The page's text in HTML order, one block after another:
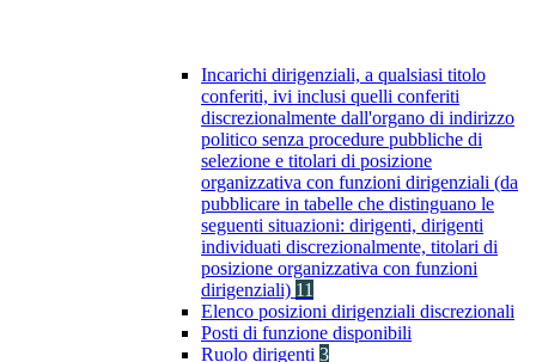
Incarichi dirigenziali, a qualsiasi titolo
conferiti, ivi inclusi quelli conferiti
discrezionalmente dall'organo di indirizzo
politico senza procedure pubbliche di
selezione e titolari di posizione
organizzativa con funzioni dirigenziali (da
pubblicare in tabelle che distinguano le
seguenti situazioni: dirigenti, dirigenti
individuati discrezionalmente, titolari di
posizione organizzativa con funzioni
dirigenziali) 11
Elenco posizioni dirigenziali discrezionali
Posti di funzione disponibili
Ruolo dirigenti 3